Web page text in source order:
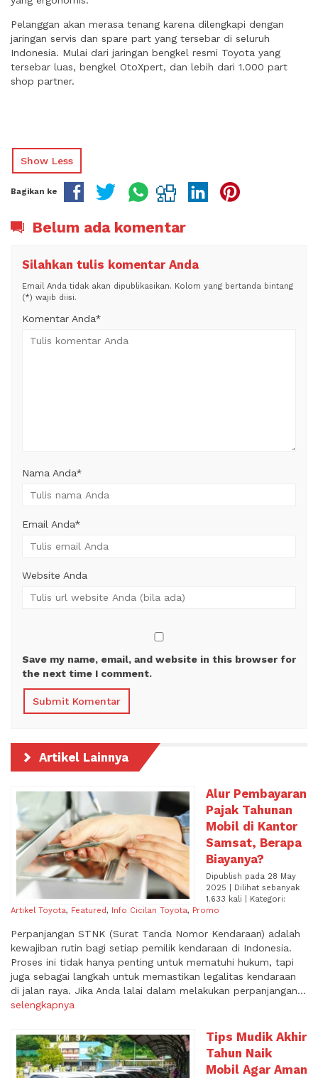
Pelanggan akan merasa tenang karena dilengkapi dengan
jaringan servis dan spare part yang tersebar di seluruh
Indonesia. Mulai dari jaringan bengkel resmi Toyota yang
tersebar luas, bengkel OtoXpert, dan lebih dari 1.000 part
shop partner.
Show Less
Bagikan ke
Belum ada komentar
Silahkan tulis komentar Anda
Email Anda tidak akan dipublikasikan. Kolom yang bertanda bintang
(*) wajib diisi.
Komentar Anda*
Nama Anda*
Email Anda*
Website Anda
Save my name, email, and website in this browser for
the next time I comment.
Artikel Lainnya
Alur Pembayaran
Pajak Tahunan
Mobil di Kantor
Samsat, Berapa
Biayanya?
Dipublish pada 28 May
2025 | Dilihat sebanyak
1.633 kali | Kategori:
Artikel Toyota, Featured, Info Cicilan Toyota, Promo
Perpanjangan STNK (Surat Tanda Nomor Kendaraan) adalah
kewajiban rutin bagi setiap pemilik kendaraan di Indonesia.
Proses ini tidak hanya penting untuk mematuhi hukum, tapi
juga sebagai langkah untuk memastikan legalitas kendaraan
di jalan raya. Jika Anda lalai dalam melakukan perpanjangan...
selengkapnya
Tips Mudik Akhir
Tahun Naik
Mobil Agar Aman